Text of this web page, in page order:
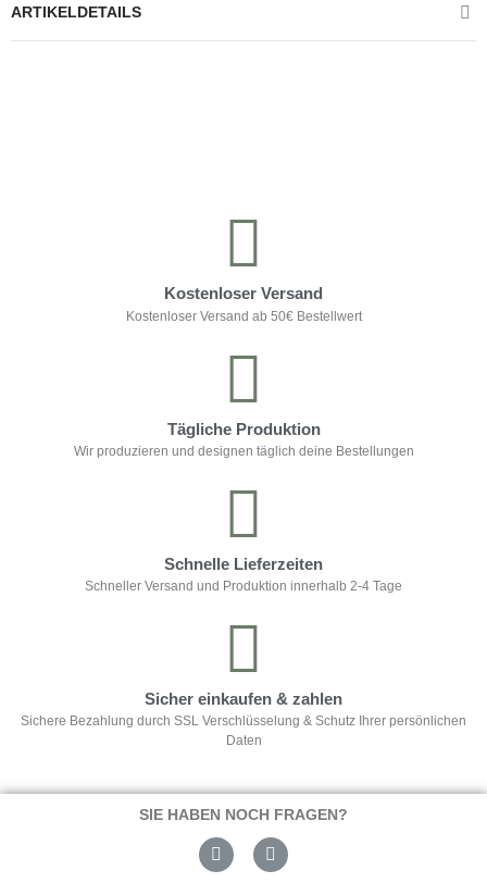
ARTIKELDETAILS
Kostenloser Versand
Kostenloser Versand ab 50€ Bestellwert
Tägliche Produktion
Wir produzieren und designen täglich deine Bestellungen
Schnelle Lieferzeiten
Schneller Versand und Produktion innerhalb 2-4 Tage
Sicher einkaufen & zahlen
Sichere Bezahlung durch SSL Verschlüsselung & Schutz Ihrer persönlichen
Daten
SIE HABEN NOCH FRAGEN?